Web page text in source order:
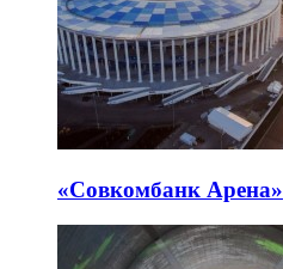
«Совкомбанк Арена⁠»